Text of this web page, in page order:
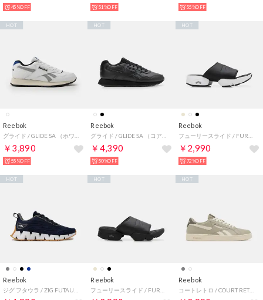
45%OFF 51%OFF 55%OFF
Reebok
￥3,890
HOT
55%OFF
Reebok
￥4,390
HOT
50%OFF
Reebok
￥2,990
HOT
72%OFF
Reebok
HOT
Reebok
HOT
Reebok
コートレトロ / COURT RETRO SA （グレー）
HOT